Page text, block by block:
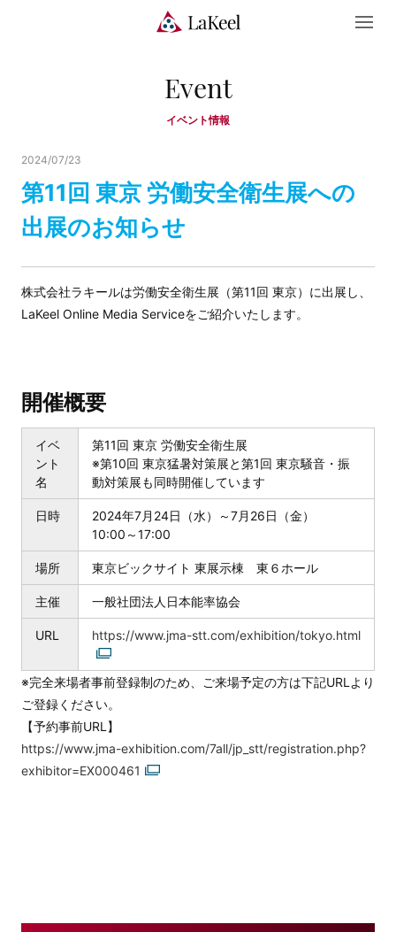
Event
イベント情報
第11回 東京 労働安全衛生展への
出展のお知らせ
2024/07/23
株式会社ラキールは労働安全衛生展（第11回 東京）に出展し、
LaKeel Online Media Serviceをご紹介いたします。
開催概要
イベ
ント
名
第11回 東京 労働安全衛生展
※第10回 東京猛暑対策展と第1回 東京騒音・振
動対策展も同時開催しています
日時
2024年7月24日（水）～7月26日（金）
10:00～17:00
場所 東京ビックサイト 東展示棟 東６ホール
主催 一般社団法人日本能率協会
URL https://www.jma-stt.com/exhibition/tokyo.html
※完全来場者事前登録制のため、ご来場予定の方は下記URLより
ご登録ください。
【予約事前URL】
https://www.jma-exhibition.com/7all/jp_stt/registration.php?
exhibitor=EX000461